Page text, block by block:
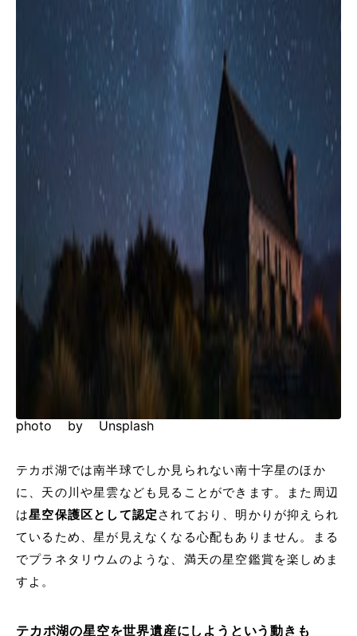
photo by Unsplash
テカポ湖では南半球でしか見られない南十字星のほか
に、天の川や星雲なども見ることができます。また周辺
は星空保護区として認定 されており、明かりが抑えられ
ているため、星が見えなくなる心配もありません。まる
でプラネタリウムのような、満天の星空鑑賞を楽しめま
すよ。
テカポ湖の星空を世界遺産にしようという動きも